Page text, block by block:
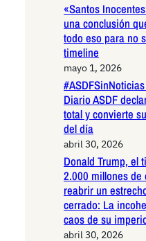
«Santos
una conclusión
todo eso para no
timeline
mayo 1, 2026
Diario ASDF
total y convierte
del día
abril 30, 2026
Donald Trump, el
2.000 millones
reabrir un
cerrado: La
caos de su
abril 30, 2026